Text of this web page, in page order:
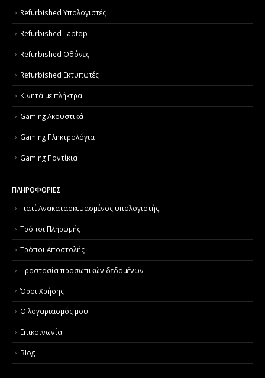
Refurbished Υπολογιστές
Refurbished Laptop
Refurbished Οθόνες
Refurbished Εκτυπωτές
Κινητά με πλήκτρα
Gaming Ακουστικά
Gaming Πληκτρολόγια
Gaming Ποντίκια
ΠΛΗΡΟΦΟΡΙΕΣ
Γιατί Aνακατασκευασμένος υπολογιστής;
Τρόποι Πληρωμής
Τρόποι Αποστολής
Προστασία προσωπικών δεδομένων
Όροι Χρήσης
Ο λογαριασμός μου
Επικοινωνία
Blog